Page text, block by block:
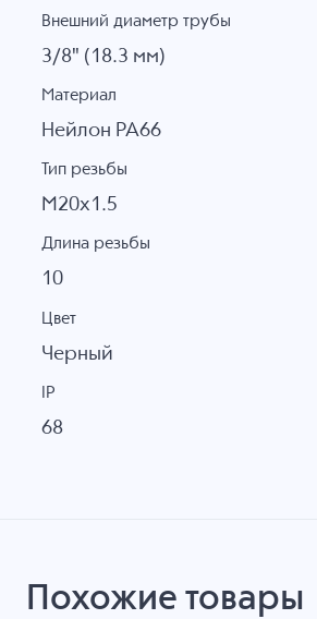
Внешний диаметр трубы
3/8" (18.3 мм)
Материал
Нейлон PA66
Тип резьбы
M20x1.5
Длина резьбы
10
Цвет
Черный
IP
68
Похожие товары